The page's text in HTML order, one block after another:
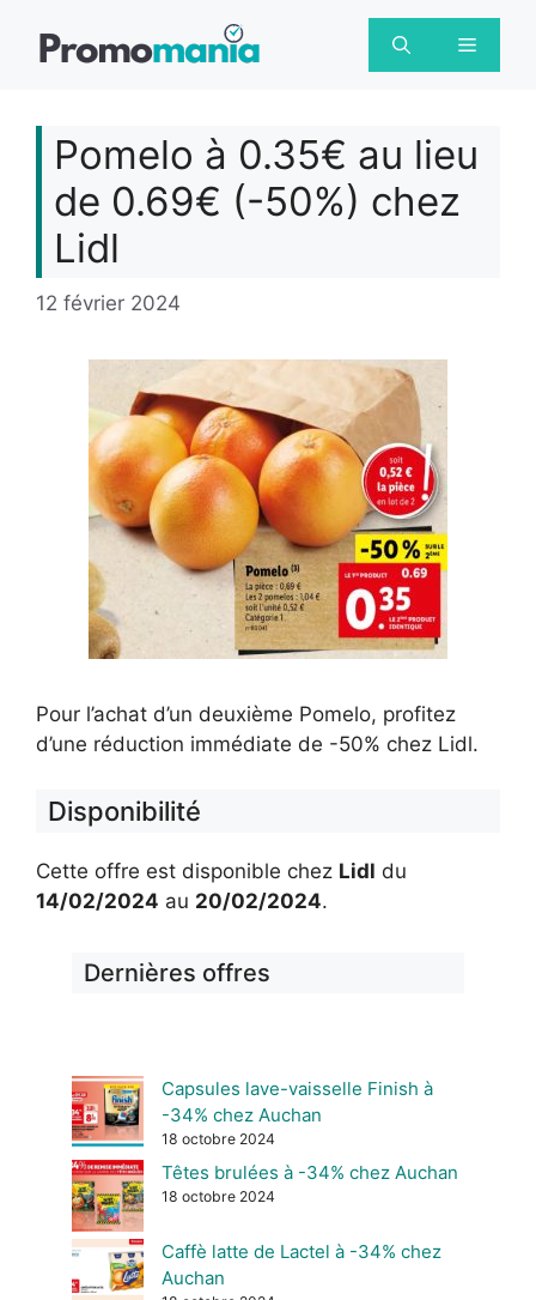
Menu
Pomelo à 0.35€ au lieu
de 0.69€ (-50%) chez
Lidl
12 février 2024
Pour l’achat d’un deuxième Pomelo, profitez
d’une réduction immédiate de -50% chez Lidl.
Disponibilité
Cette offre est disponible chez Lidl du
14/02/2024 au 20/02/2024.
Dernières offres
Capsules lave-vaisselle Finish à
-34% chez Auchan
18 octobre 2024
Têtes brulées à -34% chez Auchan
18 octobre 2024
Caffè latte de Lactel à -34% chez
Auchan